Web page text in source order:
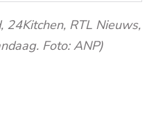
24Kitchen, RTL Nieuws,
Foto: ANP)